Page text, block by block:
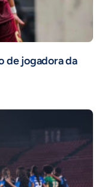
de jogadora da